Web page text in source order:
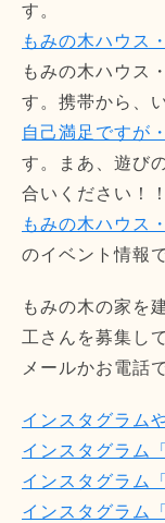
す。
もみの木ハウス
もみの木ハウス
す。携帯から、
自己満足ですが
す。まあ、遊び
合いください！！
もみの木ハウス
のイベント情報
もみの木の家を
工さんを募集し
メールかお電話
インスタグラム
インスタグラム
インスタグラム
インスタグラム